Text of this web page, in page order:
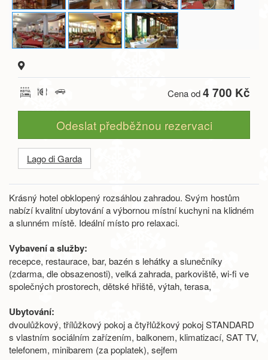
Cena od4 700 Kč
Odeslat předběžnou rezervaci
Lago di Garda
Krásný hotel obklopený rozsáhlou zahradou. Svým hostům
nabízí kvalitní ubytování a výbornou místní kuchyni na klidném
a slunném místě. Ideální místo pro relaxaci.
Vybavení a služby:
recepce, restaurace, bar, bazén s lehátky a slunečníky
(zdarma, dle obsazenosti), velká zahrada, parkoviště, wi-fi ve
společných prostorech, dětské hřiště, výtah, terasa,
Ubytování:
dvoulůžkový, třílůžkový pokoj a čtyřlůžkový pokoj STANDARD
s vlastním sociálním zařízením, balkonem, klimatizací, SAT TV,
telefonem, minibarem (za poplatek), sejfem